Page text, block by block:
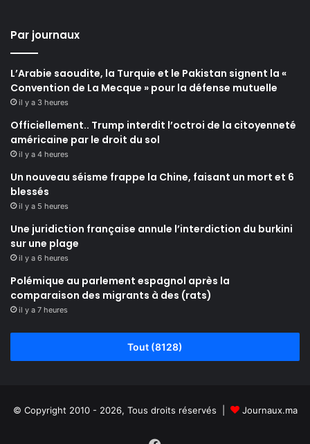
Par journaux
L’Arabie saoudite, la Turquie et le Pakistan signent la «
Convention de La Mecque » pour la défense mutuelle
il y a 3 heures
Officiellement.. Trump interdit l’octroi de la citoyenneté
américaine par le droit du sol
il y a 4 heures
Un nouveau séisme frappe la Chine, faisant un mort et 6
blessés
il y a 5 heures
Une juridiction française annule l’interdiction du burkini
sur une plage
il y a 6 heures
Polémique au parlement espagnol après la
comparaison des migrants à des (rats)
il y a 7 heures
Tout (8128)
© Copyright 2010 - 2026, Tous droits réservés | Journaux.ma